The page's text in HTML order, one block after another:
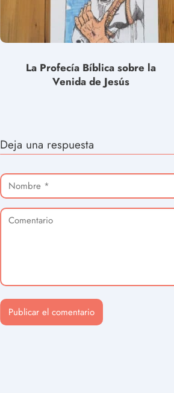
La Profecía Bíblica sobre la
Venida de Jesús
Deja una respuesta